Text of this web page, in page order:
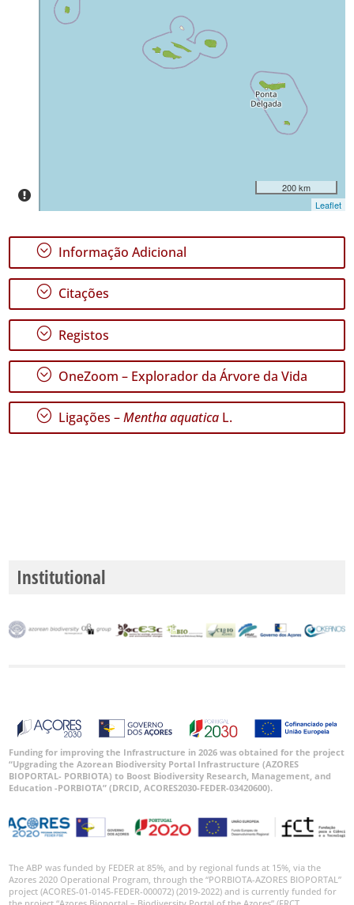
✓
Corvo
Terceira
93
✓
São
Miguel
104
Santa
Maria
✓
P2
Intervalo
GBIF -
Ocorrências
🔗 GBIF
World
200 km
Leaflet
; Informação Adicional
; Citações
; Registos
; OneZoom – Explorador da Árvore da Vida
; Ligações –Mentha aquatica L.
Institutional
Funding for improving the Infrastructure in 2026 was obtained for the project
“Upgrading the Azorean Biodiversity Portal Infrastructure (AZORES
BIOPORTAL- PORBIOTA) to Boost Biodiversity Research, Management, and
Education -PORBIOTA” (DRCID, ACORES2030-FEDER-03420600).
The ABP was funded by FEDER at 85%, and by regional funds at 15%, via the
Azores 2020 Operational Program, through the “PORBIOTA-AZORES BIOPORTAL”
project (ACORES-01-0145-FEDER-000072) (2019-2022) and is currently funded for